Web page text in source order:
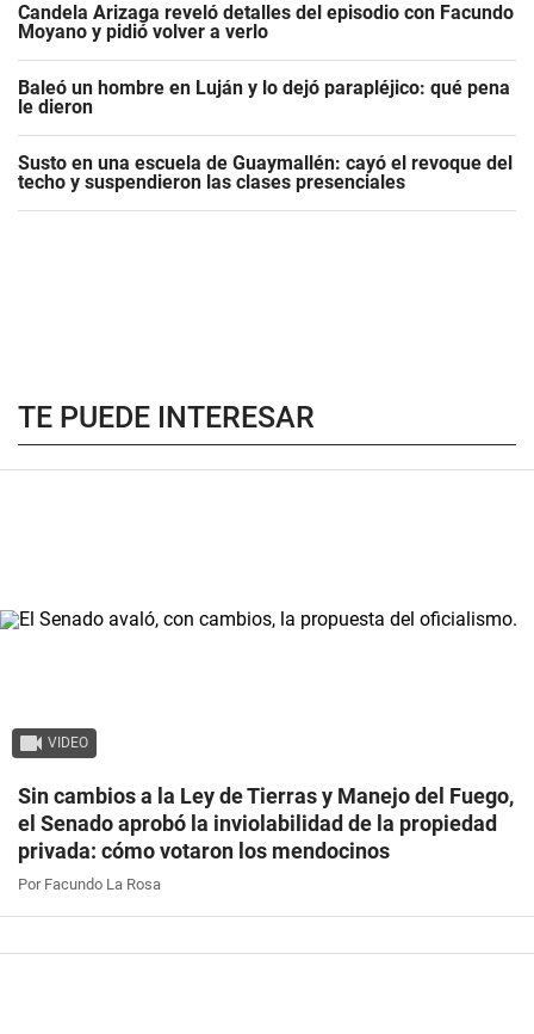
Candela Arizaga reveló detalles del episodio con Facundo
Moyano y pidió volver a verlo
Baleó un hombre en Luján y lo dejó parapléjico: qué pena
le dieron
Susto en una escuela de Guaymallén: cayó el revoque del
techo y suspendieron las clases presenciales
TE PUEDE INTERESAR
VIDEO
Sin cambios a la Ley de Tierras y Manejo del Fuego,
el Senado aprobó la inviolabilidad de la propiedad
privada: cómo votaron los mendocinos
Por Facundo La Rosa